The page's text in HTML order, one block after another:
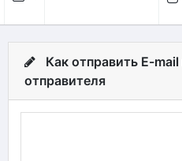
Как отправить E-
отправителя